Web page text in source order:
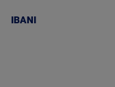
IBANI